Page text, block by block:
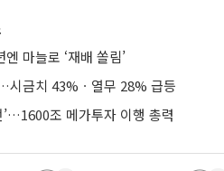
마늘로 ‘재배 쏠림’
시금치 43%ㆍ열무 28% 급등
’…1600조 메가투자 이행 총력